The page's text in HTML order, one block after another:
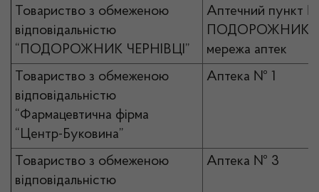
Товариство з обмеженою
відповідальністю
“ПОДОРОЖНИК ЧЕРНІВЦІ”
Аптечний пункт
ПОДОРОЖНИК
мережа аптек
Товариство з обмеженою
відповідальністю
“Фармацевтична фірма
“Центр-Буковина”
Аптека № 1
Товариство з обмеженою
відповідальністю
Аптека № 3